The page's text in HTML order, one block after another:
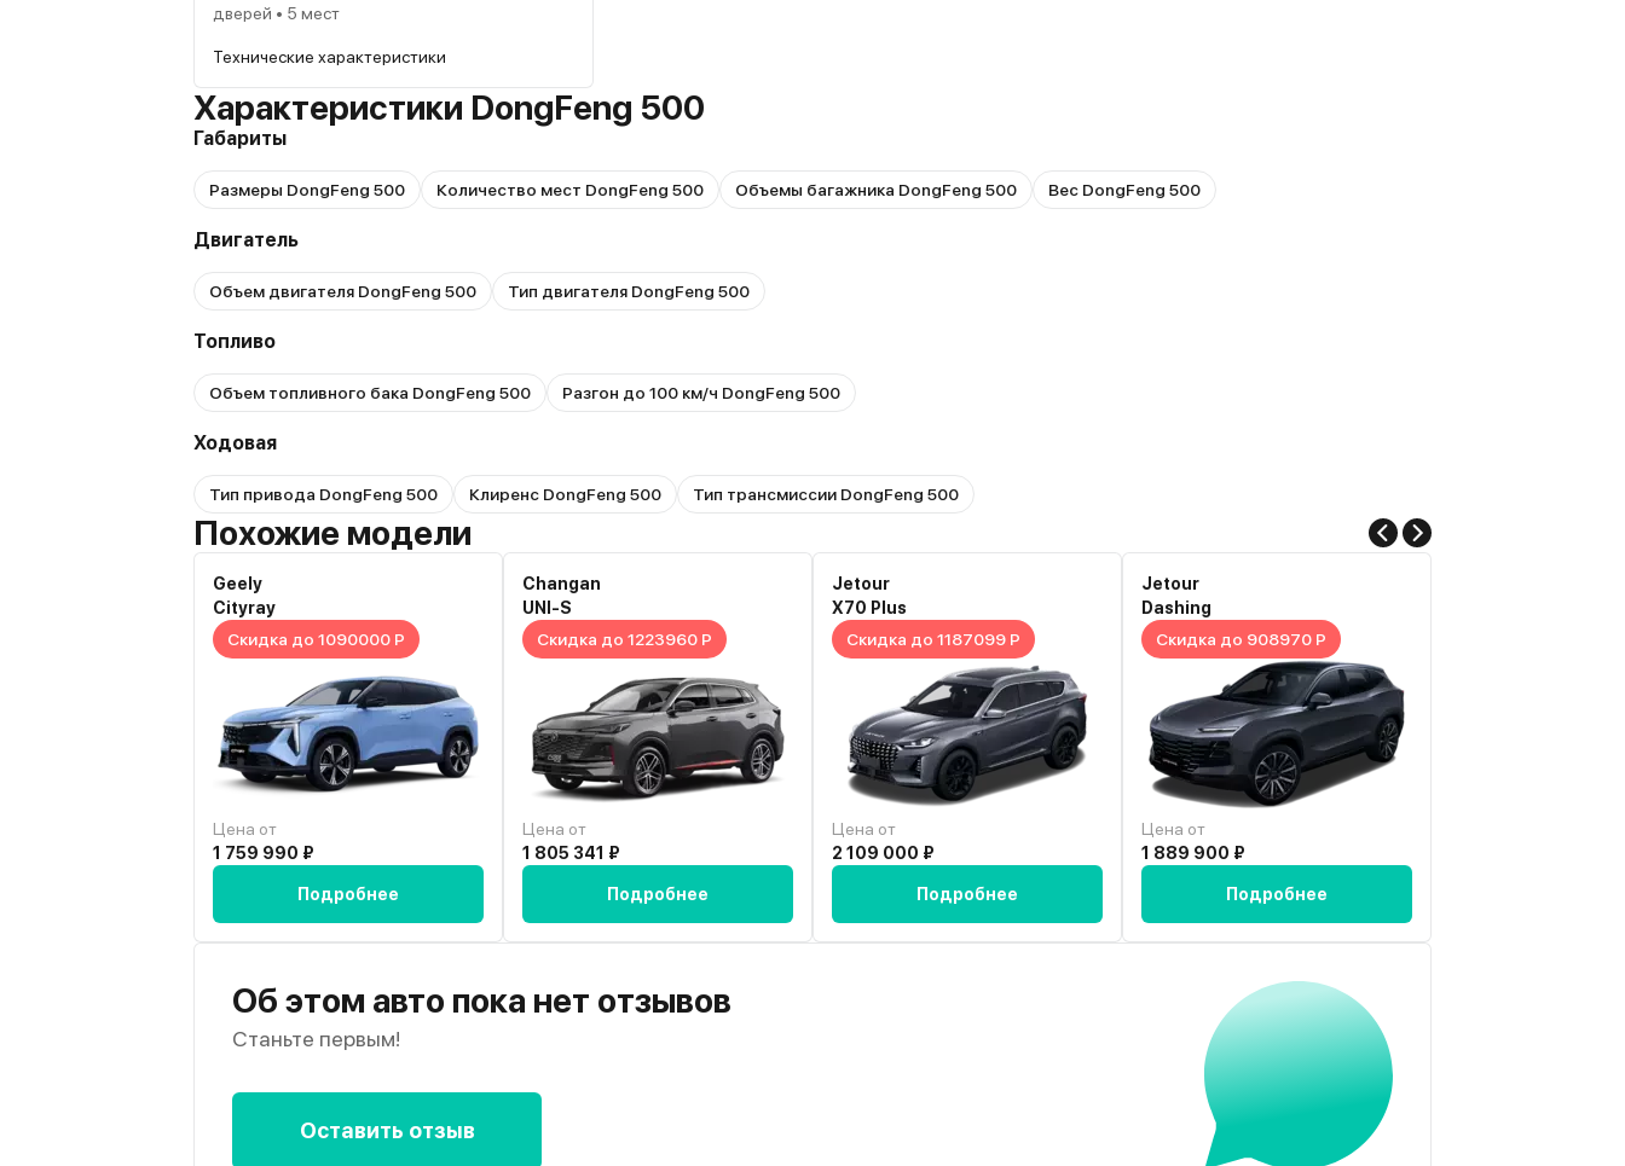
дверей • 5 мест
Технические характеристики
Характеристики DongFeng 500
Габариты
Размеры DongFeng 500 Количество мест DongFeng 500 Объемы багажника DongFeng 500 Вес DongFeng 500
Двигатель
Объем двигателя DongFeng 500 Тип двигателя DongFeng 500
Топливо
Объем топливного бака DongFeng 500 Разгон до 100 км/ч DongFeng 500
Ходовая
Тип привода DongFeng 500 Клиренс DongFeng 500 Тип трансмиссии DongFeng 500
Похожие модели
Geely
Cityray
Скидка до 1090000 Р
Цена от
1 759 990 ₽
Подробнее
Changan
UNI-S
Скидка до 1223960 Р
Цена от
1 805 341 ₽
Подробнее
Jetour
X70 Plus
Скидка до 1187099 Р
Цена от
2 109 000 ₽
Подробнее
Jetour
Dashing
Скидка до 908970 Р
Цена от
1 889 900 ₽
Подробнее
Об этом авто пока нет отзывов
Станьте первым!
Оставить отзыв